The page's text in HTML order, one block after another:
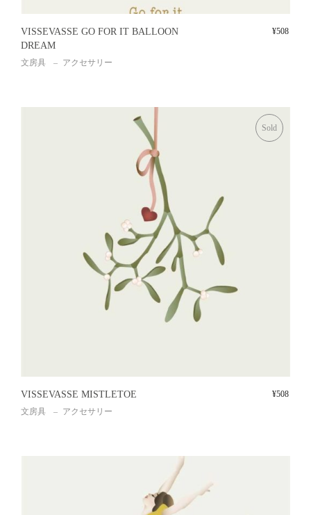
VISSEVASSE GO FOR IT BALLOON
DREAM
文房具 アクセサリー
¥508
Sold
VISSEVASSE MISTLETOE
文房具 アクセサリー
¥508